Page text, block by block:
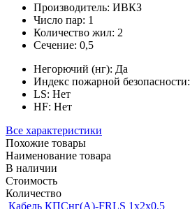
Производитель: ИВКЗ
Число пар: 1
Количество жил: 2
Сечение: 0,5
Негорючий (нг): Да
Индекс пожарной безопасности:
LS: Нет
HF: Нет
Все характеристики
Похожие товары
Наименование товара
В наличии
Стоимость
Количество
Кабель КПСнг(A)-FRLS 1x2x0,5